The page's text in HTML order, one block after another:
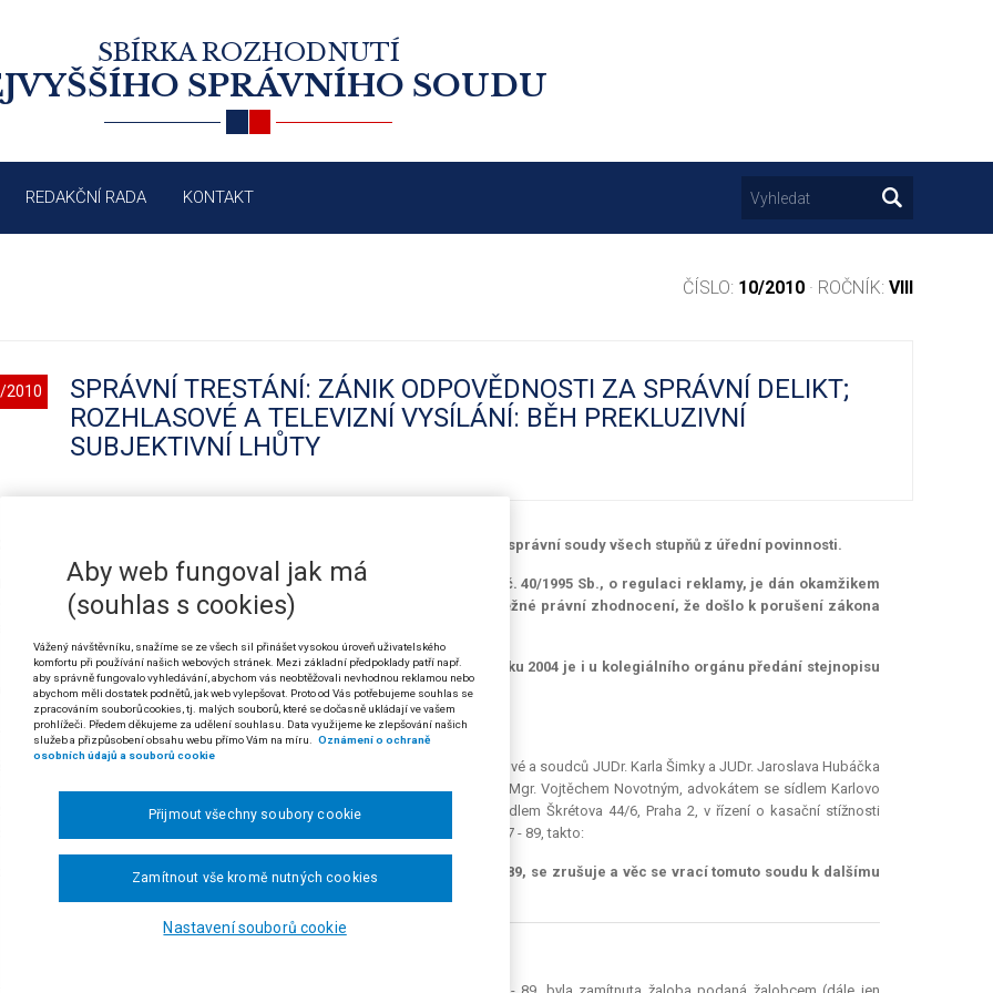
SBÍRKA ROZHODNUTÍ
SPRÁVNÍHO SOUDU
REDAKČNÍ RADA KONTAKT
ČÍSLO: 10/2010 · ROČNÍK: VIII
2010
SPRÁVNÍ TRESTÁNÍ: ZÁNIK ODPOVĚDNOSTI ZA SPRÁVNÍ DELIKT;
ROZHLASOVÉ A TELEVIZNÍ VYSÍLÁNÍ: BĚH PREKLUZIVNÍ
SUBJEKTIVNÍ LHŮTY
zániku odpovědnosti za správní delikt uplynutím času (prekluzi) přihlíží správní soudy všech stupňů z úřední povinnosti.
běhu prekluzivní subjektivní lhůty ve smyslu § 8 odst. 5 zákona č. 40/1995 Sb., o regulaci reklamy, je dán okamžikem
o skutkových okolnostech v takovém rozsahu, který umožní předběžné právní zhodnocení, že došlo k porušení zákona
Vydáním rozhodnutí ve smyslu § 71 odst. 2 písm. a) správního řádu z roku 2004 je i u kolegiálního orgánu předání stejnopisu
vyhotovení rozhodnutí k doručení podle § 19 téhož zákona.
správní soud
rozhodl v senátě složeném z předsedkyně JUDr. Elišky Cihlářové a soudců JUDr. Karla Šimky a JUDr. Jaroslava Hubáčka
věci žalobce:WALMARK, a. s., se sídlem Oldřichovice 44, Třinec, zastoupen Mgr. Vojtěchem Novotným, advokátem se sídlem Karlovo
Praha 1, proti žalované:Rada pro rozhlasové a televizní vysílání
, se sídlem Škrétova 44/6, Praha 2, v řízení o kasační stížnosti
proti rozsudku Městského soudu v Praze ze dne 26. 6. 2009, č. j. 9 Ca 410/2007 - 89, takto:
Městského soudu v Praze ze dne 26. 6. 2009, č. j. 9 Ca 410/2007 - 89, se zrušuje a věc se vracítomuto soudu k dalšímu
Aby web fungoval jak má
(souhlas s cookies)
Vážený návštěvníku, snažíme se ze všech sil přinášet vysokou úroveň uživatelského
komfortu při používání našich webových stránek. Mezi základní předpoklady patří např.
aby správně fungovalo vyhledávání, abychom vás neobtěžovali nevhodnou reklamou nebo
abychom měli dostatek podnětů, jak web vylepšovat. Proto od Vás potřebujeme souhlas se
zpracováním souborů cookies, tj. malých souborů, které se dočasně ukládají ve vašem
prohlížeči. Předem děkujeme za udělení souhlasu. Data využijeme ke zlepšování našich
služeb a přizpůsobení obsahu webu přímo Vám na míru.
Oznámení o ochraně
osobních údajů a souborů cookie
Nastavení souborů cookie
Zamítnout vše kromě nutných cookies
Přijmout všechny soubory cookie